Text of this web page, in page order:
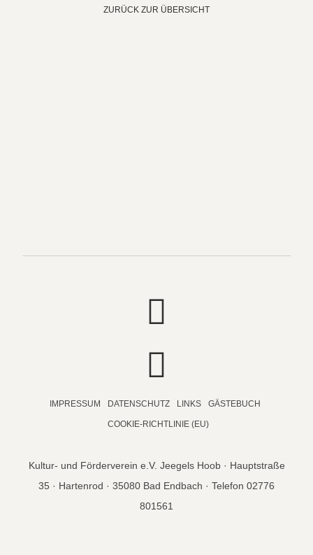
ZURÜCK ZUR ÜBERSICHT
Kultur- und Förderverein e.V. Jeegels Hoob · Hauptstraße
35 · Hartenrod · 35080 Bad Endbach · Telefon 02776
801561
IMPRESSUM DATENSCHUTZ LINKS GÄSTEBUCH
COOKIE-RICHTLINIE (EU)